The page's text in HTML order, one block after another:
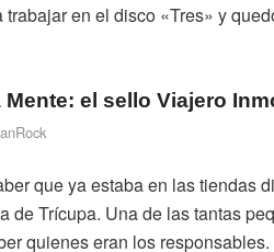
trabajar en el disco «Tres» y
Mente: el sello Viajero
que ya estaba en las tiendas
de Trícupa. Una de las tantas
quienes eran los